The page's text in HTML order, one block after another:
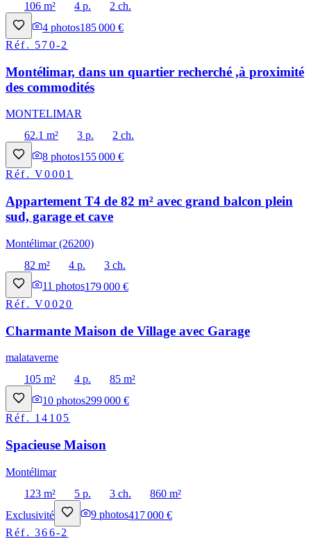
106 m²
4 p.
2 ch.
4 photos185 000 €
Réf. 570-2
Montélimar, dans un quartier recherché ,à proximité
des commodités
MONTELIMAR
62.1 m²
3 p.
2 ch.
8 photos155 000 €
Réf.V0001
Appartement T4 de 82 m² avec grand balcon plein
sud, garage et cave
Montélimar (26200)
82 m²
4 p.
3 ch.
11 photos179 000 €
Réf.V0020
Charmante Maison de Village avec Garage
malataverne
105 m²
4 p.
85 m²
10 photos299 000 €
Réf. 14105
Spacieuse Maison
Montélimar
123 m²
5 p. 3 ch.
860 m²
Exclusivité
9 photos417 000 €
Réf.366-2